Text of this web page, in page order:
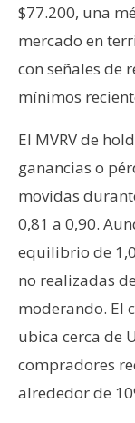
$77.200, una
mercado en
con señales de
mínimos
El MVRV de
ganancias o
movidas
0,81 a 0,90.
equilibrio de
no realizadas
moderando. El
ubica cerca de
compradores
alrededor de